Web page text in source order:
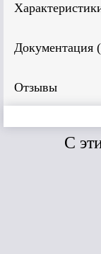
Документация (
Отзывы
C